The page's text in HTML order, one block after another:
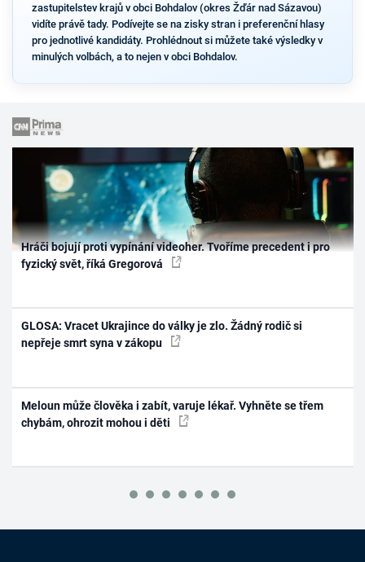
zastupitelstev krajů v obci Bohdalov (okres Žďár nad Sázavou)
vidíte právě tady. Podívejte se na zisky stran i preferenční hlasy
pro jednotlivé kandidáty. Prohlédnout si můžete také výsledky v
minulých volbách, a to nejen v obci Bohdalov.
Hráči bojují proti vypínání videoher. Tvoříme precedent i pro
fyzický svět, říká Gregorová
GLOSA: Vracet Ukrajince do války je zlo. Žádný rodič si
nepřeje smrt syna v zákopu
Meloun může člověka i zabít, varuje lékař. Vyhněte se třem
chybám, ohrozit mohou i děti